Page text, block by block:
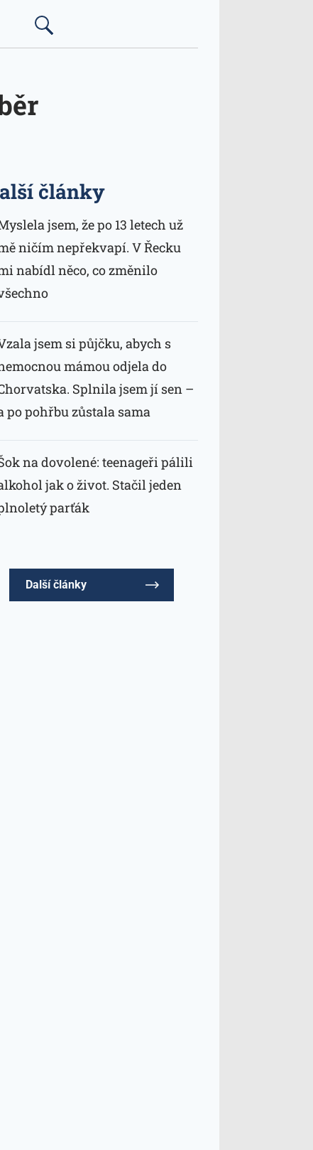
články
jsem, že po 13 letech už
ničím nepřekvapí. V Řecku
nabídl něco, co změnilo
jsem si půjčku, abych s
mámou odjela do
Splnila jsem jí sen –
po pohřbu zůstala sama
na dovolené: teenageři pálili
jak o život. Stačil jeden
parťák
Další články